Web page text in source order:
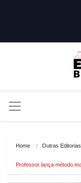
Home Outras Editorias
Professor lança método